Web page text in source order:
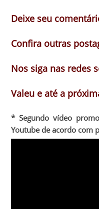
Deixe seu
Confira outras
Nos siga nas redes
Valeu e até a
* Segundo vídeo
Youtube de acordo com